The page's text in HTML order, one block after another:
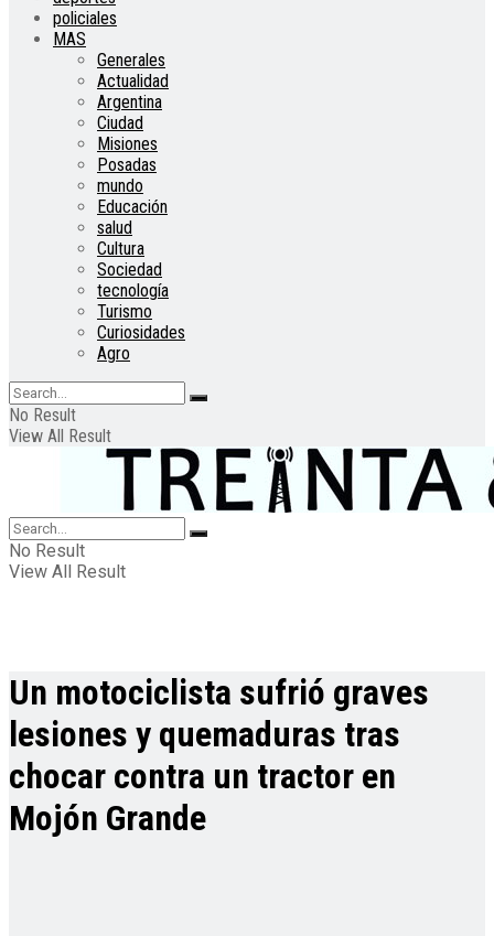
policiales
MAS
Generales
Actualidad
Argentina
Ciudad
Misiones
Posadas
mundo
Educación
salud
Cultura
Sociedad
tecnología
Turismo
Curiosidades
Agro
No Result
View All Result
No Result
View All Result
Un motociclista sufrió graves
lesiones y quemaduras tras
chocar contra un tractor en
Mojón Grande